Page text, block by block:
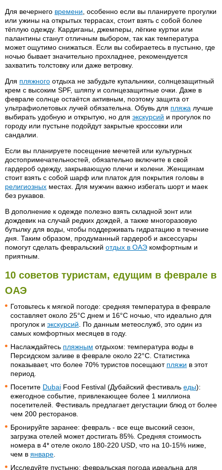
Для вечернего времени , особенно если вы планируете прогулки
или ужины на открытых террасах, стоит взять с собой более
тёплую одежду. Кардиганы, джемперы, лёгкие куртки или
палантины станут отличным выбором, так как температура
может ощутимо снижаться. Если вы собираетесь в пустыню, где
ночью бывает значительно прохладнее, рекомендуется
захватить толстовку или даже ветровку.
Для пляжного отдыха не забудьте купальники, солнцезащитный
крем с высоким SPF, шляпу и солнцезащитные очки. Даже в
феврале солнце остаётся активным, поэтому защита от
ультрафиолетовых лучей обязательна. Обувь для пляжа лучше
выбирать удобную и открытую, но для экскурсий и прогулок по
городу или пустыне подойдут закрытые кроссовки или
сандалии.
Если вы планируете посещение мечетей или культурных
достопримечательностей, обязательно включите в свой
гардероб одежду, закрывающую плечи и колени. Женщинам
стоит взять с собой шарф или платок для покрытия головы в
религиозных местах. Для мужчин важно избегать шорт и маек
без рукавов.
В дополнение к одежде полезно взять складной зонт или
дождевик на случай редких дождей, а также многоразовую
бутылку для воды, чтобы поддерживать гидратацию в течение
дня. Таким образом, продуманный гардероб и аксессуары
помогут сделать февральский отдых в ОАЭ комфортным и
приятным.
10 советов туристам, едущим в феврале в
ОАЭ
Готовьтесь к мягкой погоде: средняя температура в феврале
составляет около 25°C днем и 16°C ночью, что идеально для
прогулок и экскурсий . По данным метеослужб, это один из
самых комфортных месяцев в году.
Наслаждайтесь пляжным отдыхом: температура воды в
Персидском заливе в феврале около 22°C. Статистика
показывает, что более 70% туристов посещают пляжи в этот
период.
Посетите Dubai Food Festival (Дубайский фестиваль еды):
ежегодное событие, привлекающее более 1 миллиона
посетителей. Фестиваль предлагает дегустации блюд от более
чем 200 ресторанов.
Бронируйте заранее: февраль - все еще высокий сезон,
загрузка отелей может достигать 85%. Средняя стоимость
номера в 4* отеле около 180-220 USD, что на 10-15% ниже,
чем в январе
Исследуйте пустыню: февральская погода идеальна для